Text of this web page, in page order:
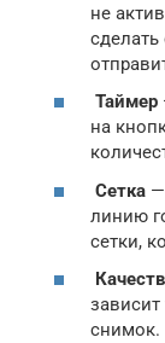
не
Таймер
на
Сетка
линию
сетки,
снимок.